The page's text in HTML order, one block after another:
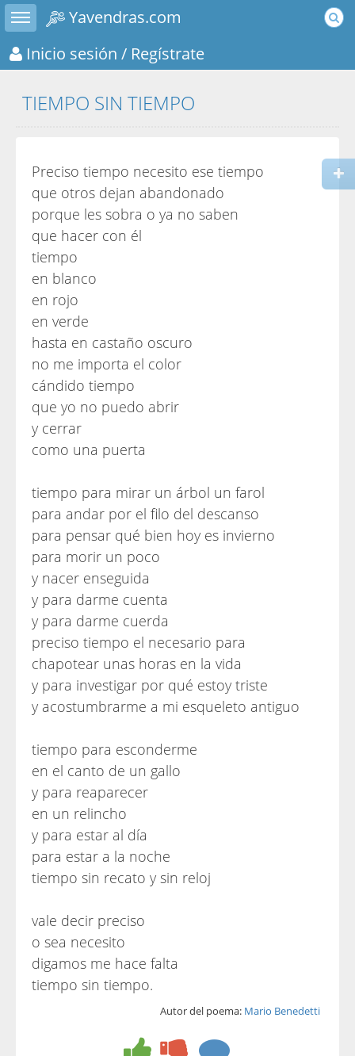
Toggle sidebar
Yavendras.com
Inicio sesión / Regístrate
TIEMPO SIN TIEMPO
Preciso tiempo necesito ese tiempo
que otros dejan abandonado
porque les sobra o ya no saben
que hacer con él
tiempo
en blanco
en rojo
en verde
hasta en castaño oscuro
no me importa el color
cándido tiempo
que yo no puedo abrir
y cerrar
como una puerta
tiempo para mirar un árbol un farol
para andar por el filo del descanso
para pensar qué bien hoy es invierno
para morir un poco
y nacer enseguida
y para darme cuenta
y para darme cuerda
preciso tiempo el necesario para
chapotear unas horas en la vida
y para investigar por qué estoy triste
y acostumbrarme a mi esqueleto antiguo
tiempo para esconderme
en el canto de un gallo
y para reaparecer
en un relincho
y para estar al día
para estar a la noche
tiempo sin recato y sin reloj
vale decir preciso
o sea necesito
digamos me hace falta
tiempo sin tiempo.
Autor del poema: Mario Benedetti